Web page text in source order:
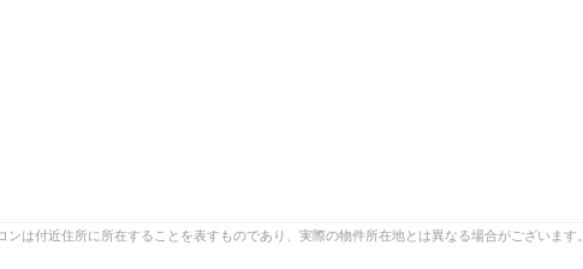
は付近住所に所在することを表すものであり、実際の物件所在地とは異なる場合がございます。